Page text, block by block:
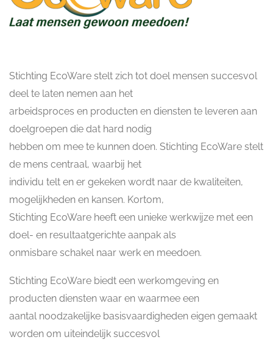
Stichting EcoWare stelt zich tot doel mensen succesvol
deel te laten nemen aan het
arbeidsproces en producten en diensten te leveren aan
doelgroepen die dat hard nodig
hebben om mee te kunnen doen. Stichting EcoWare stelt
de mens centraal, waarbij het
individu telt en er gekeken wordt naar de kwaliteiten,
mogelijkheden en kansen. Kortom,
Stichting EcoWare heeft een unieke werkwijze met een
doel- en resultaatgerichte aanpak als
onmisbare schakel naar werk en meedoen.
Stichting EcoWare biedt een werkomgeving en
producten diensten waar en waarmee een
aantal noodzakelijke basisvaardigheden eigen gemaakt
worden om uiteindelijk succesvol